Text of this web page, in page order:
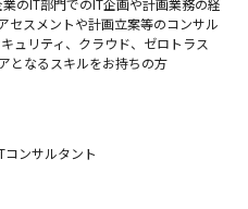
のIT部門でのIT企画や計画業務の経
セスメントや計画立案等のコンサル
ュリティ、クラウド、ゼロトラス
となるスキルをお持ちの方
ンサルタント